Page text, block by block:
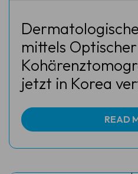
mittels Optischer
jetzt in Korea
READ